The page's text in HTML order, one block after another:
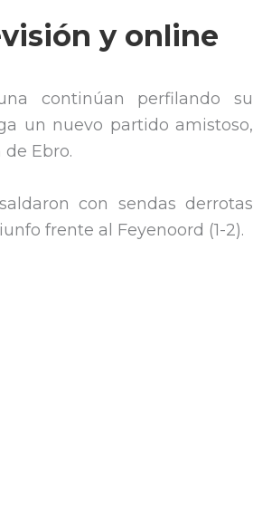
y online
continúan perfilando su
un nuevo partido amistoso,
Ebro.
con sendas derrotas
frente al Feyenoord (1-2).